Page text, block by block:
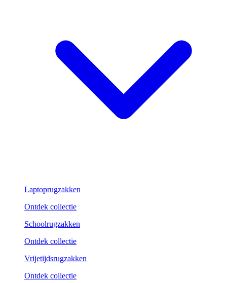
Laptoprugzakken
Ontdek collectie
Schoolrugzakken
Ontdek collectie
Vrijetijdsrugzakken
Ontdek collectie